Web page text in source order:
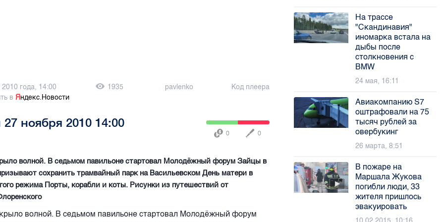
года, 14:00 1935 pavlenko
Код плеера
вЯндекс.Новости
ноября 2010 14:00
0 0
волной. В седьмом павильоне стартовал Молодёжный форум Зайцы в
сохранить трамвайный парк на Васильевском День матери в
режима Порты, корабли и коты. Рисунки из путешествий от
волной. В седьмом павильоне стартовал Молодёжный форум
На трассе
"Скандинавия"
иномарка встала на
дыбы после
столкновения с
BMW
24 мая, 16:11
Авиакомпанию S7
оштрафовали на 75
тысяч рублей за
овербукинг
26 марта, 8:51
В пожаре на
Маршала Жукова
погибли люди, 33
жителя пришлось
эвакуировать